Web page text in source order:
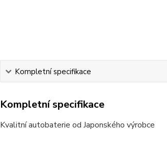
Kompletní specifikace
Kompletní specifikace
Kvalitní autobaterie od Japonského výrobce